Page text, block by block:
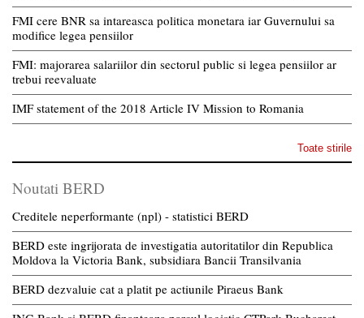
FMI cere BNR sa intareasca politica monetara iar Guvernului sa
modifice legea pensiilor
FMI: majorarea salariilor din sectorul public si legea pensiilor ar
trebui reevaluate
IMF statement of the 2018 Article IV Mission to Romania
Toate stirile
Noutati BERD
Creditele neperformante (npl) - statistici BERD
BERD este ingrijorata de investigatia autoritatilor din Republica
Moldova la Victoria Bank, subsidiara Bancii Transilvania
BERD dezvaluie cat a platit pe actiunile Piraeus Bank